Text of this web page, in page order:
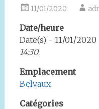
11/01/2020
Date/heure
Date(s) - 11/01/2020
14:30
Emplacement
Belvaux
Catégories